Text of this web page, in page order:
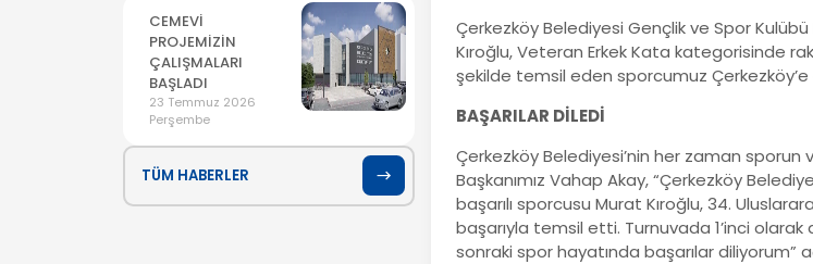
CEMEVİ
PROJEMİZİN
ÇALIŞMALARI
BAŞLADI
23 Temmuz 2026
Perşembe
TÜM HABERLER
Çerkezköy Belediyesi Gençlik ve Spor
Kıroğlu, Veteran Erkek Kata kategorisinde
şekilde temsil eden sporcumuz
BAŞARILAR DİLEDİ
Çerkezköy Belediyesi’nin her zaman
Başkanımız Vahap Akay, “Çerkezköy
başarılı sporcusu Murat Kıroğlu, 34.
başarıyla temsil etti. Turnuvada 1’inci
sonraki spor hayatında başarılar diliyorum”